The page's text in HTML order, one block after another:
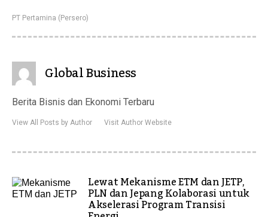
PT Pertamina (Persero)
Global Business
Berita Bisnis dan Ekonomi Terbaru
View All Posts by Author Visit Author Website
Lewat Mekanisme ETM dan JETP,
PLN dan Jepang Kolaborasi untuk
Akselerasi Program Transisi